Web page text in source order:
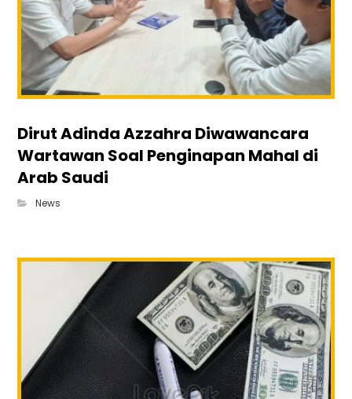
Dirut Adinda Azzahra Diwawancara
Wartawan Soal Penginapan Mahal di
Arab Saudi
News